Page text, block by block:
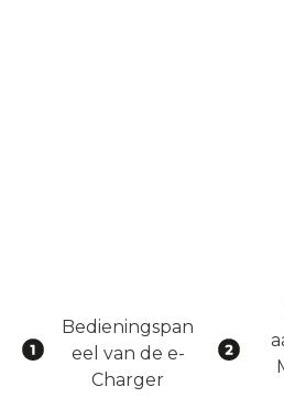
Bedieningspan
eel van de e-
Charger